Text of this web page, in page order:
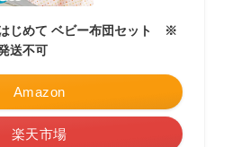
はじめて ベビー布団セット ※
送不可
Amazon
楽天市場